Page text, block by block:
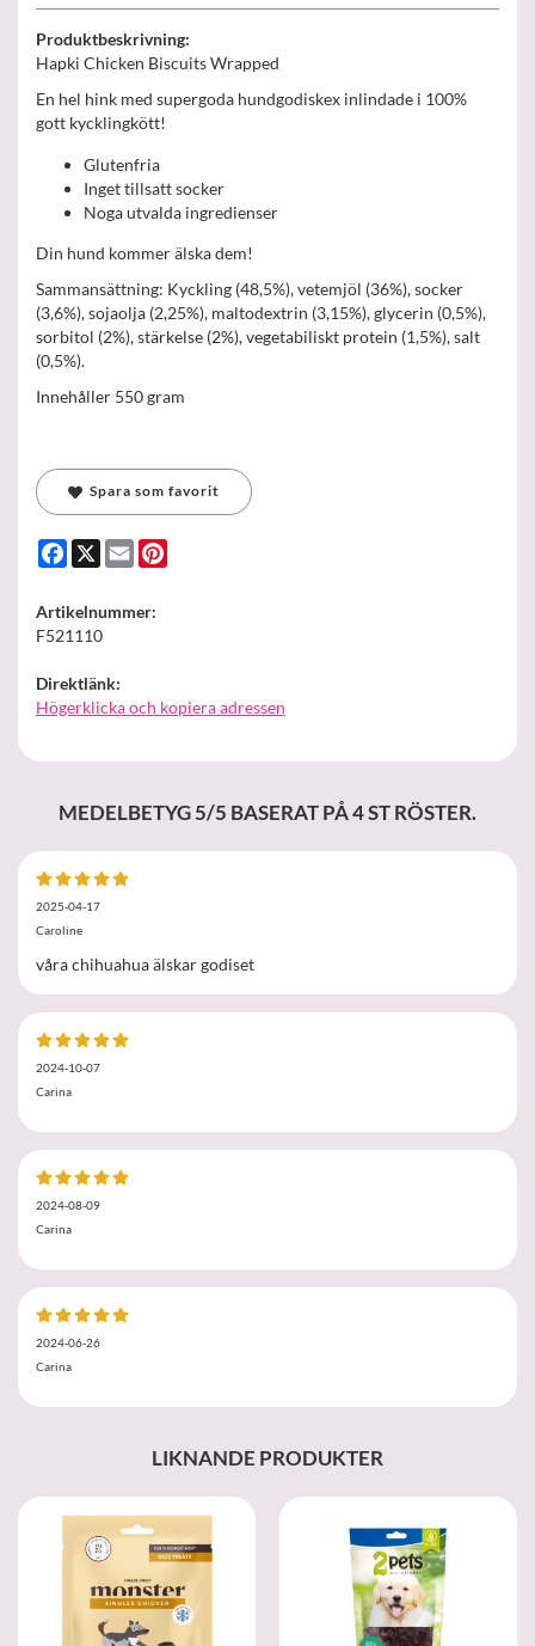
Produktbeskrivning:
Hapki Chicken Biscuits Wrapped
En hel hink med supergoda hundgodiskex inlindade i 100%
gott kycklingkött!
Glutenfria
Inget tillsatt socker
Noga utvalda ingredienser
Din hund kommer älska dem!
Sammansättning: Kyckling (48,5%), vetemjöl (36%), socker
(3,6%), sojaolja (2,25%), maltodextrin (3,15%), glycerin (0,5%),
sorbitol (2%), stärkelse (2%), vegetabiliskt protein (1,5%), salt
(0,5%).
Innehåller 550 gram
Spara som favorit
Facebook
X Email
Artikelnummer:
F521110
Direktlänk:
Högerklicka och kopiera adressen
MEDELBETYG5/5 BASERAT PÅ4ST RÖSTER.
2025-04-17
Caroline
våra chihuahua älskar godiset
2024-10-07
Carina
2024-08-09
Carina
2024-06-26
Carina
LIKNANDE PRODUKTER